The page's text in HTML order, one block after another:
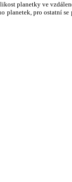
planetky ve
planetek, pro ostatní